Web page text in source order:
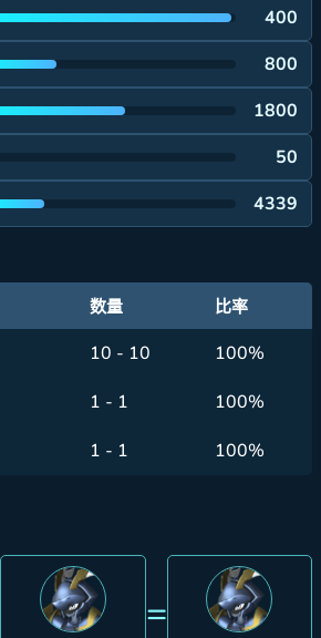
400
800
1800
50
4339
数量 比率
10 - 10 100%
1 - 1 100%
1 - 1 100%
=